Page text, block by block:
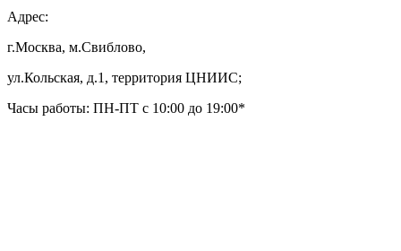
Адрес:
г.Москва, м.Свиблово,
ул.Кольская, д.1, территория ЦНИИС;
Часы работы: ПН-ПТ с 10:00 до 19:00*